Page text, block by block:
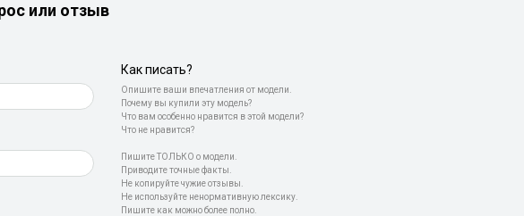
или отзыв
Как писать?
Опишите ваши впечатления от модели.
Почему вы купили эту модель?
Что вам особенно нравится в этой модели?
Что не нравится?
Пишите ТОЛЬКО о модели.
Приводите точные факты.
Не копируйте чужие отзывы.
Не используйте ненормативную лексику.
Пишите как можно более полно.